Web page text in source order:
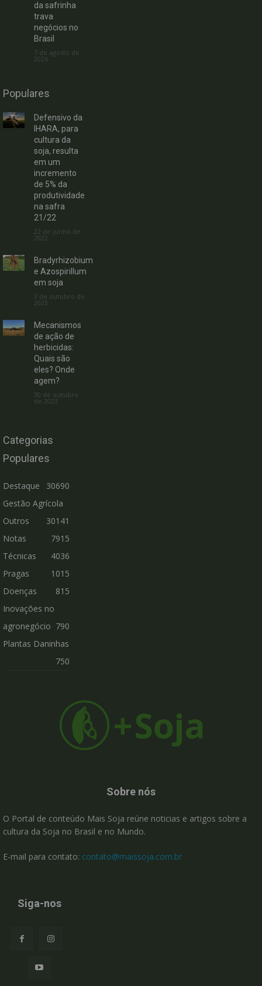
da safrinha
trava
negócios no
Brasil
7 de agosto de
2026
Populares
Defensivo da
IHARA, para
cultura da
soja, resulta
em um
incremento
de 5% da
produtividade
na safra
21/22
22 de junho de
2022
Bradyrhizobium
e Azospirillum
em soja
3 de outubro de
2023
Mecanismos
de ação de
herbicidas:
Quais são
eles? Onde
agem?
30 de outubro
de 2023
Categorias
Populares
Destaque
30690
Gestão Agrícola
30141
Outros
7915
Notas
Técnicas
4036
Pragas
1015
Doenças
815
Inovações no
agronegócio 790
Plantas Daninhas
750
Sobre nós
O Portal de conteúdo Mais Soja reúne noticias e artigos sobre a
cultura da Soja no Brasil e no Mundo.
E-mail para contato: contato@maissoja.com.br
Siga-nos